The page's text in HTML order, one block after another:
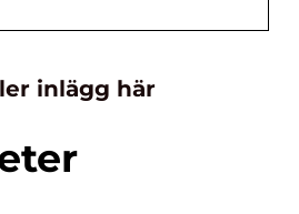
inlägg här